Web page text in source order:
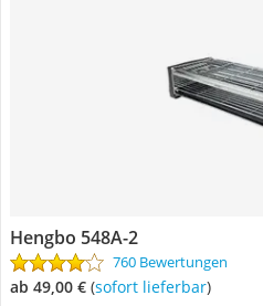
Hengbo 548A-2
760 Bewertungen
ab 49,00 € ( Sofort lieferbar)